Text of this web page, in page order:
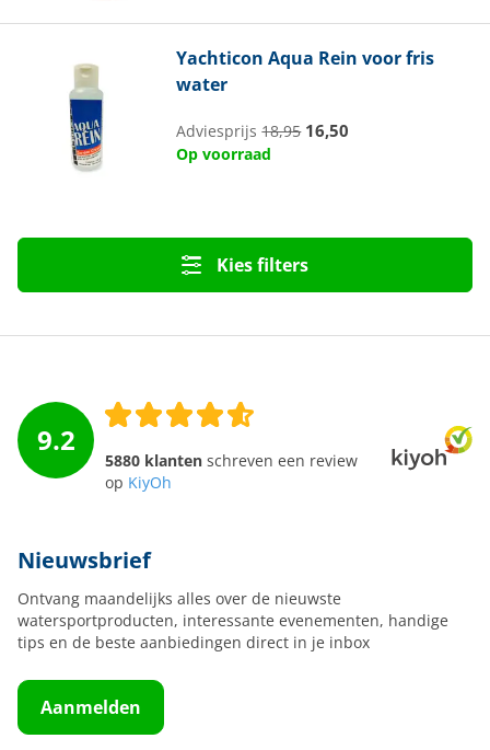
Yachticon Aqua Rein voor fris
water
Adviesprijs18,95 16,50
Op voorraad
Kies filters
9.2
5880 klanten schreven een review
op KiyOh
Nieuwsbrief
Ontvang maandelijks alles over de nieuwste
watersportproducten, interessante evenementen, handige
tips en de beste aanbiedingen direct in je inbox
Aanmelden